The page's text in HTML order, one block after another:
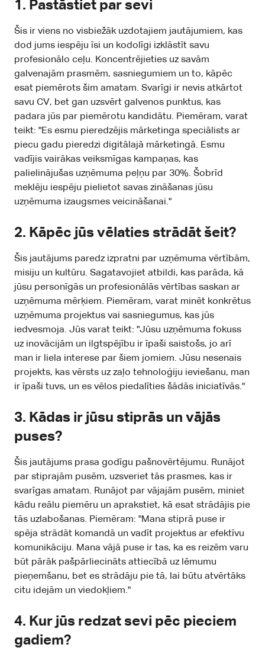
1. Pastāstiet par sevi
Šis ir viens no visbiežāk uzdotajiem jautājumiem, kas
dod jums iespēju īsi un kodolīgi izklāstīt savu
profesionālo ceļu. Koncentrējieties uz savām
galvenajām prasmēm, sasniegumiem un to, kāpēc
esat piemērots šim amatam. Svarīgi ir nevis atkārtot
savu CV, bet gan uzsvērt galvenos punktus, kas
padara jūs par piemērotu kandidātu. Piemēram, varat
teikt: "Es esmu pieredzējis mārketinga speciālists ar
piecu gadu pieredzi digitālajā mārketingā. Esmu
vadījis vairākas veiksmīgas kampaņas, kas
palielinājušas uzņēmuma peļņu par 30%. Šobrīd
meklēju iespēju pielietot savas zināšanas jūsu
uzņēmuma izaugsmes veicināšanai."
2. Kāpēc jūs vēlaties strādāt šeit?
Šis jautājums paredz izpratni par uzņēmuma vērtībām,
misiju un kultūru. Sagatavojiet atbildi, kas parāda, kā
jūsu personīgās un profesionālās vērtības saskan ar
uzņēmuma mērķiem. Piemēram, varat minēt konkrētus
uzņēmuma projektus vai sasniegumus, kas jūs
iedvesmoja. Jūs varat teikt: "Jūsu uzņēmuma fokuss
uz inovācijām un ilgtspējību ir īpaši saistošs, jo arī
man ir liela interese par šiem jomiem. Jūsu nesenais
projekts, kas vērsts uz zaļo tehnoloģiju ieviešanu, man
ir īpaši tuvs, un es vēlos piedalīties šādās iniciatīvās."
3. Kādas ir jūsu stiprās un vājās
puses?
Šis jautājums prasa godīgu pašnovērtējumu. Runājot
par stiprajām pusēm, uzsveriet tās prasmes, kas ir
svarīgas amatam. Runājot par vājajām pusēm, miniet
kādu reālu piemēru un aprakstiet, kā esat strādājis pie
tās uzlabošanas. Piemēram: "Mana stiprā puse ir
spēja strādāt komandā un vadīt projektus ar efektīvu
komunikāciju. Mana vājā puse ir tas, ka es reizēm varu
būt pārāk pašpārliecināts attiecībā uz lēmumu
pieņemšanu, bet es strādāju pie tā, lai būtu atvērtāks
citu idejām un viedokļiem."
4. Kur jūs redzat sevi pēc pieciem
gadiem?